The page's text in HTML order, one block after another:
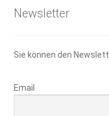
Newsletter
Sie können den
Email